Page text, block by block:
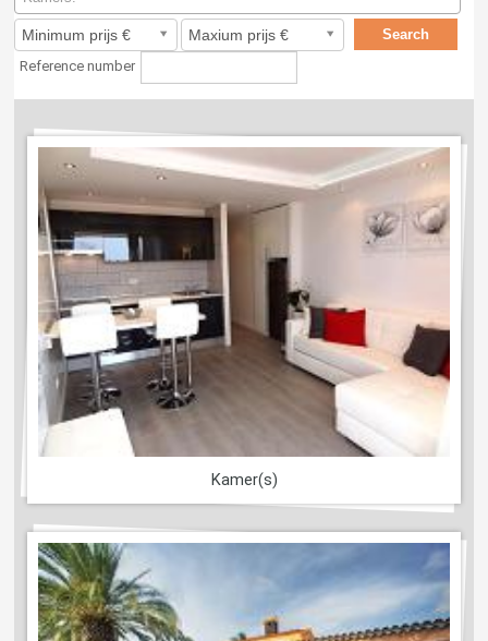
Reference number
Kamer(s)